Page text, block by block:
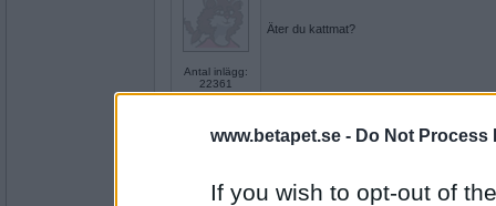
www.betapet.se - Do Not Process
If you wish to opt-out of
Antal inlägg:
22361
Äter du kattmat?
Nej, men katten äter en hel del av min mat.
Tror du att SÄPO har koll på dig?